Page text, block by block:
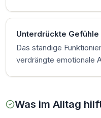
Unterdrückte Gefühle
Das ständige
verdrängte emotionale
Was im Alltag